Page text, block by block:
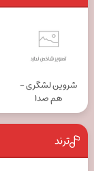
شروین لشگری -
هم صدا
ترند